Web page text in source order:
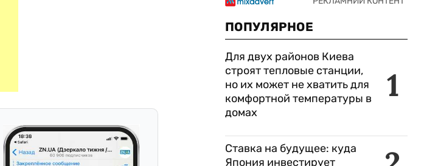
ПОПУЛЯРНОЕ
1
Для двух районов Киева
строят тепловые станции,
но их может не хватить для
комфортной температуры в
домах
Ставка на будущее: куда
Япония инвестирует